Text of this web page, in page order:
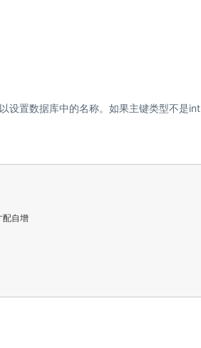
设置数据库中的名称。如果主键类型不是int
自增